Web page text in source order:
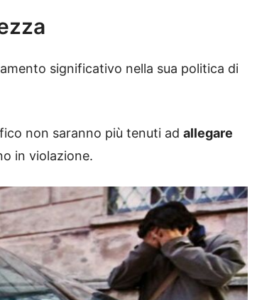
significativo nella sua politica di
non saranno più tenuti ad allegare
in violazione.